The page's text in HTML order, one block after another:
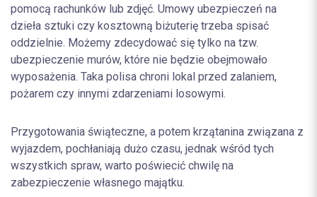
pomocą rachunków lub zdjęć. Umowy ubezpieczeń na
dzieła sztuki czy kosztowną biżuterię trzeba spisać
oddzielnie. Możemy zdecydować się tylko na tzw.
ubezpieczenie murów, które nie będzie obejmowało
wyposażenia. Taka polisa chroni lokal przed zalaniem,
pożarem czy innymi zdarzeniami losowymi.
Przygotowania świąteczne, a potem krzątanina związana z
wyjazdem, pochłaniają dużo czasu, jednak wśród tych
wszystkich spraw, warto poświecić chwilę na
zabezpieczenie własnego majątku.